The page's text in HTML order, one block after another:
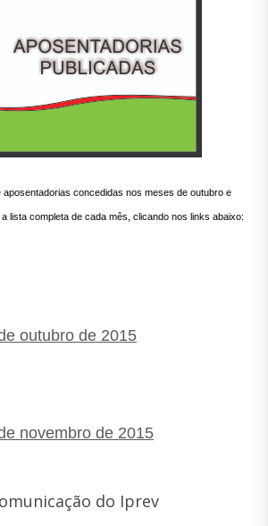
concedidas nos meses de outubro e
lista completa de cada mês, clicando nos links abaixo:
outubro de 2015
novembro de 2015
do Iprev